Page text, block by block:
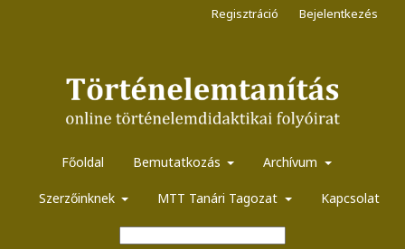
Főoldal Bemutatkozás Archívum
Szerzőinknek MTT Tanári Tagozat Kapcsolat
Regisztráció Bejelentkezés